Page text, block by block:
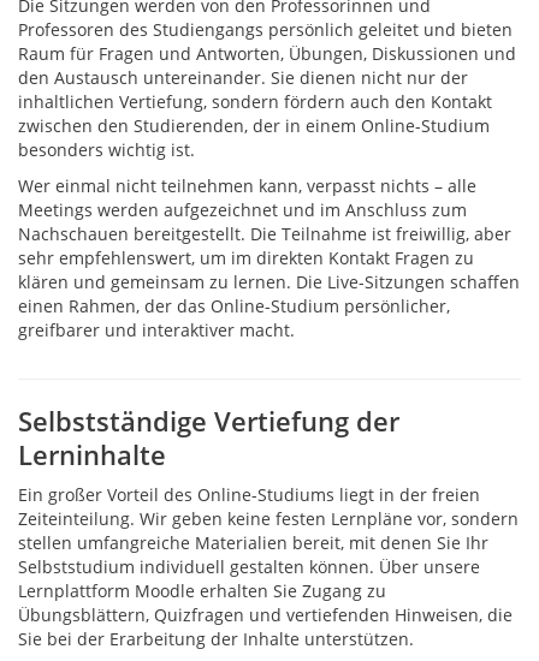
Die Sitzungen werden von den Professorinnen und
Professoren des Studiengangs persönlich geleitet und bieten
Raum für Fragen und Antworten, Übungen, Diskussionen und
den Austausch untereinander. Sie dienen nicht nur der
inhaltlichen Vertiefung, sondern fördern auch den Kontakt
zwischen den Studierenden, der in einem Online-Studium
besonders wichtig ist.
Wer einmal nicht teilnehmen kann, verpasst nichts – alle
Meetings werden aufgezeichnet und im Anschluss zum
Nachschauen bereitgestellt. Die Teilnahme ist freiwillig, aber
sehr empfehlenswert, um im direkten Kontakt Fragen zu
klären und gemeinsam zu lernen. Die Live-Sitzungen schaffen
einen Rahmen, der das Online-Studium persönlicher,
greifbarer und interaktiver macht.
Selbstständige Vertiefung der
Lerninhalte
Ein großer Vorteil des Online-Studiums liegt in der freien
Zeiteinteilung. Wir geben keine festen Lernpläne vor, sondern
stellen umfangreiche Materialien bereit, mit denen Sie Ihr
Selbststudium individuell gestalten können. Über unsere
Lernplattform Moodle erhalten Sie Zugang zu
Übungsblättern, Quizfragen und vertiefenden Hinweisen, die
Sie bei der Erarbeitung der Inhalte unterstützen.